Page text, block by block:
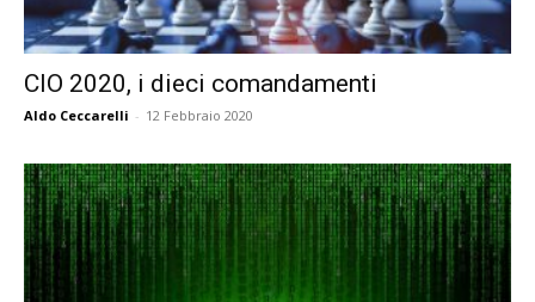
CIO 2020, i dieci comandamenti
Aldo Ceccarelli - 12 Febbraio 2020